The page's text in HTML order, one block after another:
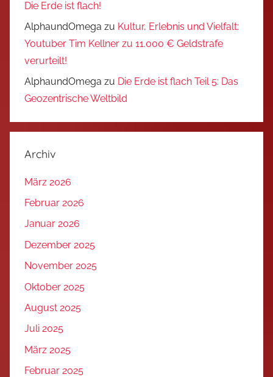
Die Erde ist flach!
AlphaundOmega zu Kultur, Erlebnis und Vielfalt:
Youtuber Tim Kellner zu 11.000 € Geldstrafe
verurteilt!
AlphaundOmega zu Die Erde ist flach Teil 5: Das
Geozentrische Weltbild
Archiv
März 2026
Februar 2026
Januar 2026
Dezember 2025
November 2025
Oktober 2025
August 2025
Juli 2025
März 2025
Februar 2025